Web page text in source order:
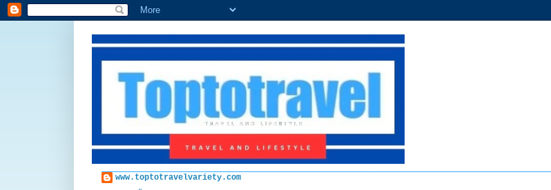
www.toptotravelvariety.com